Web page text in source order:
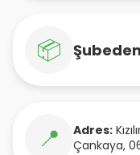
📦
📍 Adres:
Çankaya,